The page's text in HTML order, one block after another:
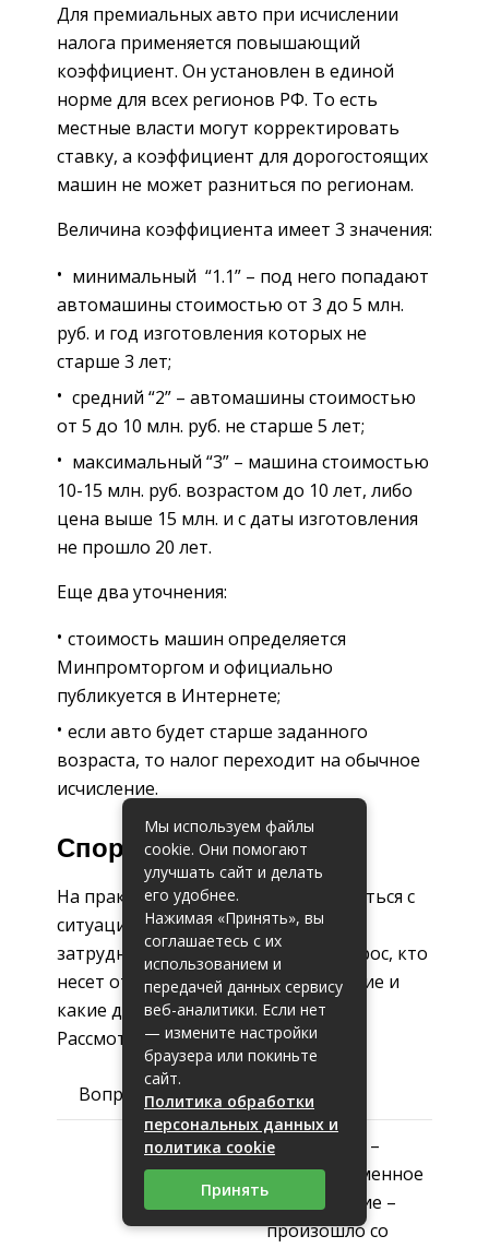
Для премиальных авто при исчислении
налога применяется повышающий
коэффициент. Он установлен в единой
норме для всех регионов РФ. То есть
местные власти могут корректировать
ставку, а коэффициент для дорогостоящих
машин не может разниться по регионам.
Величина коэффициента имеет 3 значения:
минимальный “1.1” – под него попадают
автомашины стоимостью от 3 до 5 млн.
руб. и год изготовления которых не
старше 3 лет;
средний “2” – автомашины стоимостью
от 5 до 10 млн. руб. не старше 5 лет;
максимальный “3” – машина стоимостью
10-15 млн. руб. возрастом до 10 лет, либо
цена выше 15 млн. и с даты изготовления
не прошло 20 лет.
Еще два уточнения:
стоимость машин определяется
Минпромторгом и официально
публикуется в Интернете;
если авто будет старше заданного
возраста, то налог переходит на обычное
исчисление.
Спорные моменты
На практике люди иногда сталкиваться с
ситуациями, которые вызывают
затруднения. Тогда возникает вопрос, кто
несет ответственность за нарушение и
какие действия предпринимать.
Рассмотрим некоторые из них.
Вопрос Ответ
Нарушение –
несвоевременное
уведомление –
произошло со
Мы используем файлы
cookie. Они помогают
улучшать сайт и делать
его удобнее.
Нажимая «Принять», вы
соглашаетесь с их
использованием и
передачей данных сервису
веб-аналитики. Если нет
— измените настройки
браузера или покиньте
сайт.
Политика обработки
персональных данных и
политика cookie
Принять